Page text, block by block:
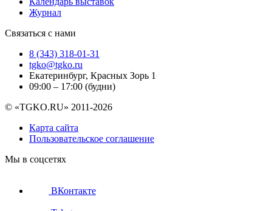
Журнал
Связаться с нами
8 (343) 318-01-31
tgko@tgko.ru
Екатеринбург, Красных Зорь 1
09:00 – 17:00 (будни)
© «TGKO.RU» 2011-2026
Карта сайта
Пользовательское соглашение
Мы в соцсетях
ВКонтакте